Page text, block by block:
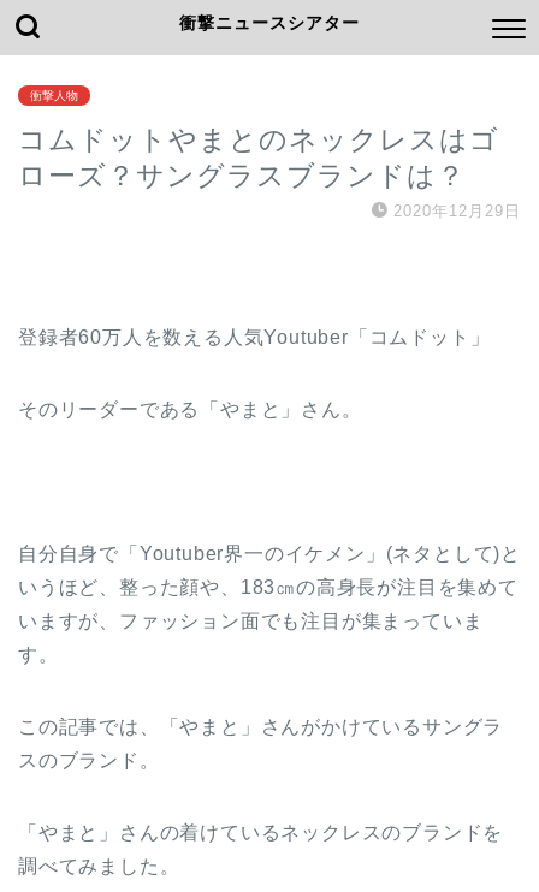
衝撃ニュースシアター
衝撃人物
コムドットやまとのネックレスはゴ
ローズ？サングラスブランドは？
2020年12月29日
登録者60万人を数える人気Youtuber「コムドット」
そのリーダーである「やまと」さん。
自分自身で「Youtuber界一のイケメン」(ネタとして)と
いうほど、整った顔や、183㎝の高身長が注目を集めて
いますが、ファッション面でも注目が集まっていま
す。
この記事では、「やまと」さんがかけているサングラ
スのブランド。
「やまと」さんの着けているネックレスのブランドを
調べてみました。